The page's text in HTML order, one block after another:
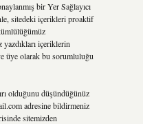
bir Yer Sağlayıcı
sitedeki içerikleri proaktif
içeriklerin
üye olarak bu sorumluluğu
olduğunu düşündüğünüz
adresine bildirmeniz
sitemizden